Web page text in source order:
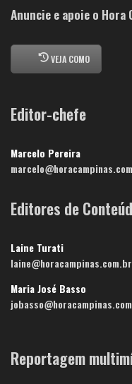
Anuncie e apoie o Hora
VEJA COMO
Editor-chefe
Marcelo Pereira
Editores de
Laine Turati
laine@horacampinas.com.br
Maria José Basso
Reportagem